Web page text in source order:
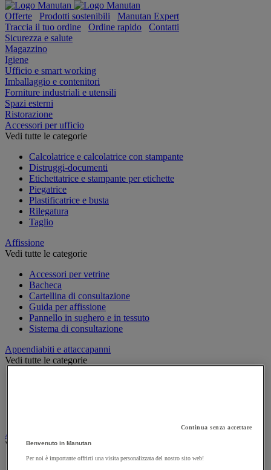
Offerte Prodotti sostenibili
Manutan Expert
Traccia il tuo ordine
Ordine rapido
Contatti
Sicurezza e salute
Magazzino
Igiene
Ufficio e smart working
Imballaggio e contenitori
Forniture industriali e utensili
Spazi esterni
Ristorazione
Accessori per ufficio
Vedi tutte le categorie
Calcolatrice e calcolatrice con stampante
Distruggi-documenti
Etichettatrice e stampante per etichette
Piegatrice
Plastificatrice e busta
Rilegatura
Taglio
Affissione
Vedi tutte le categorie
Accessori per vetrine
Bacheca
Cartellina di consultazione
Guida per affissione
Pannello in sughero e in tessuto
Sistema di consultazione
Appendiabiti e attaccapanni
Vedi tutte le categorie
Armadio e archiviazione
Vedi tutte le categorie
Continua senza accettare
Benvenuto in Manutan
Per noi è importante offrirti una visita personalizzata del nostro sito web!